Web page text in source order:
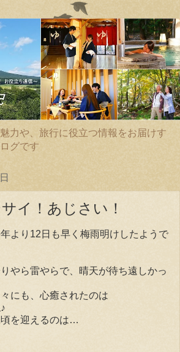
力や、旅行に役立つ情報をお届けす
グです
イ！あじさい！
より12日も早く梅雨明けしたようで
やら雷やらで、晴天が待ち遠しかっ
にも、心癒されたのは
を迎えるのは…